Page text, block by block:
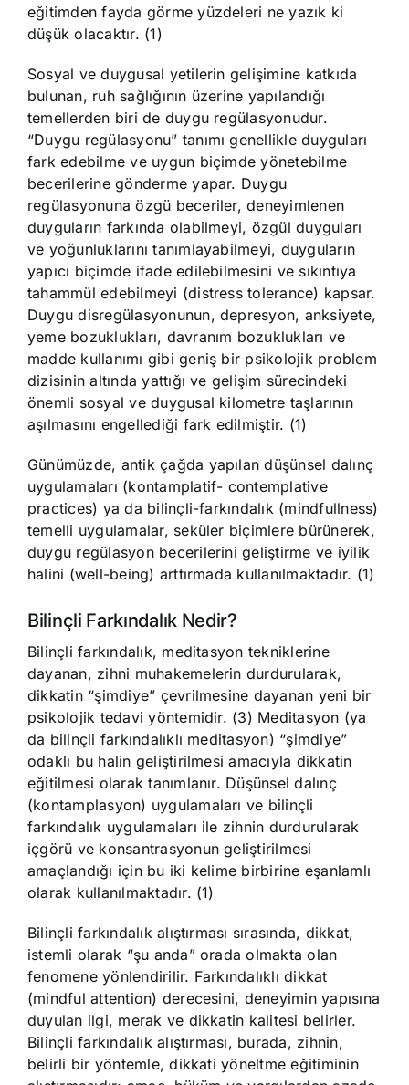
eğitimden fayda görme yüzdeleri ne yazık ki
düşük olacaktır. (1)
Sosyal ve duygusal yetilerin gelişimine katkıda
bulunan, ruh sağlığının üzerine yapılandığı
temellerden biri de duygu regülasyonudur.
“Duygu regülasyonu” tanımı genellikle duyguları
fark edebilme ve uygun biçimde yönetebilme
becerilerine gönderme yapar. Duygu
regülasyonuna özgü beceriler, deneyimlenen
duyguların farkında olabilmeyi, özgül duyguları
ve yoğunluklarını tanımlayabilmeyi, duyguların
yapıcı biçimde ifade edilebilmesini ve sıkıntıya
tahammül edebilmeyi (distress tolerance) kapsar.
Duygu disregülasyonunun, depresyon, anksiyete,
yeme bozuklukları, davranım bozuklukları ve
madde kullanımı gibi geniş bir psikolojik problem
dizisinin altında yattığı ve gelişim sürecindeki
önemli sosyal ve duygusal kilometre taşlarının
aşılmasını engellediği fark edilmiştir. (1)
Günümüzde, antik çağda yapılan düşünsel dalınç
uygulamaları (kontamplatif- contemplative
practices) ya da bilinçli-farkındalık (mindfullness)
temelli uygulamalar, seküler biçimlere bürünerek,
duygu regülasyon becerilerini geliştirme ve iyilik
halini (well-being) arttırmada kullanılmaktadır. (1)
Bilinçli Farkındalık Nedir?
Bilinçli farkındalık, meditasyon tekniklerine
dayanan, zihni muhakemelerin durdurularak,
dikkatin “şimdiye” çevrilmesine dayanan yeni bir
psikolojik tedavi yöntemidir. (3) Meditasyon (ya
da bilinçli farkındalıklı meditasyon) “şimdiye”
odaklı bu halin geliştirilmesi amacıyla dikkatin
eğitilmesi olarak tanımlanır. Düşünsel dalınç
(kontamplasyon) uygulamaları ve bilinçli
farkındalık uygulamaları ile zihnin durdurularak
içgörü ve konsantrasyonun geliştirilmesi
amaçlandığı için bu iki kelime birbirine eşanlamlı
olarak kullanılmaktadır. (1)
Bilinçli farkındalık alıştırması sırasında, dikkat,
istemli olarak “şu anda” orada olmakta olan
fenomene yönlendirilir. Farkındalıklı dikkat
(mindful attention) derecesini, deneyimin yapısına
duyulan ilgi, merak ve dikkatin kalitesi belirler.
Bilinçli farkındalık alıştırması, burada, zihnin,
belirli bir yöntemle, dikkati yöneltme eğitiminin